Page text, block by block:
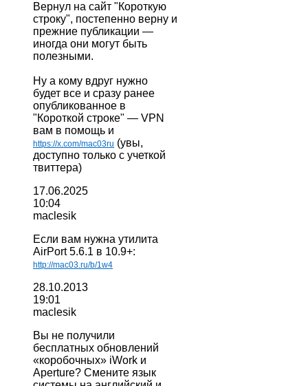
Вернул на сайт "Короткую
строку", постепенно верну и
прежние публикации —
иногда они могут быть
полезными.
Ну а кому вдруг нужно
будет все и сразу ранее
опубликованное в
"Короткой строке" — VPN
вам в помощь и
https://x.com/mac03ru (увы,
доступно только с учеткой
твиттера)
17.06.2025
10:04
maclesik
Если вам нужна утилита
AirPort 5.6.1 в 10.9+:
http://mac03.ru/b/1w4
28.10.2013
19:01
maclesik
Вы не получили
бесплатных обновлений
«коробочных» iWork и
Aperture? Смените язык